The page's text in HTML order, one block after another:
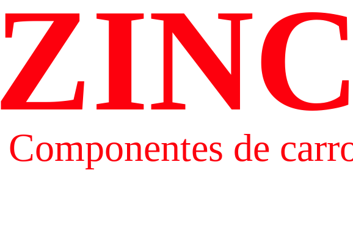
Componentes de